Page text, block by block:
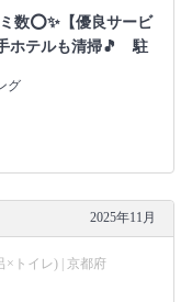
数⭕✨【優良サービ
ホテルも清掃🎵 駐
グ
2025年11月
×トイレ) | 京都府